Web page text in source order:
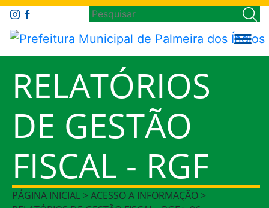
RELATÓRIOS
DE GESTÃO
FISCAL - RGF
PÁGINA INICIAL > ACESSO A INFORMAÇÃO >